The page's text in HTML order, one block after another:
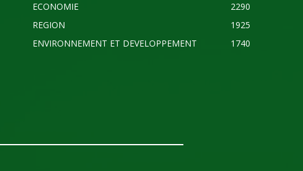
ECONOMIE
2290
REGION
1925
ENVIRONNEMENT ET DEVELOPPEMENT
1740